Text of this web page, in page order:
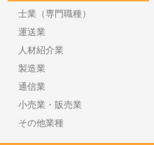
士業（専門職種）
運送業
人材紹介業
製造業
通信業
小売業・販売業
その他業種